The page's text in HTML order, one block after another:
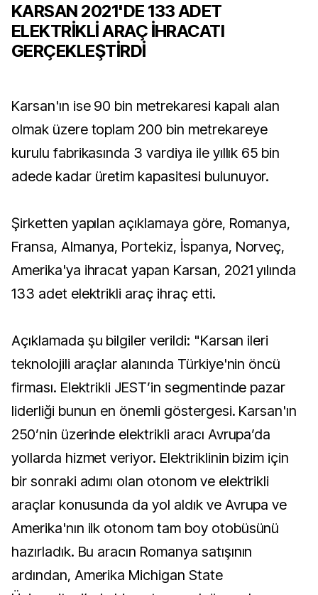
KARSAN 2021'DE 133 ADET
ELEKTRİKLİ ARAÇ İHRACATI
GERÇEKLEŞTİRDİ
Karsan'ın ise 90 bin metrekaresi kapalı alan
olmak üzere toplam 200 bin metrekareye
kurulu fabrikasında 3 vardiya ile yıllık 65 bin
adede kadar üretim kapasitesi bulunuyor.
Şirketten yapılan açıklamaya göre, Romanya,
Fransa, Almanya, Portekiz, İspanya, Norveç,
Amerika'ya ihracat yapan Karsan, 2021 yılında
133 adet elektrikli araç ihraç etti.
Açıklamada şu bilgiler verildi: "Karsan ileri
teknolojili araçlar alanında Türkiye'nin öncü
firması. Elektrikli JEST’in segmentinde pazar
liderliği bunun en önemli göstergesi. Karsan'ın
250’nin üzerinde elektrikli aracı Avrupa’da
yollarda hizmet veriyor. Elektriklinin bizim için
bir sonraki adımı olan otonom ve elektrikli
araçlar konusunda da yol aldık ve Avrupa ve
Amerika'nın ilk otonom tam boy otobüsünü
hazırladık. Bu aracın Romanya satışının
ardından, Amerika Michigan State